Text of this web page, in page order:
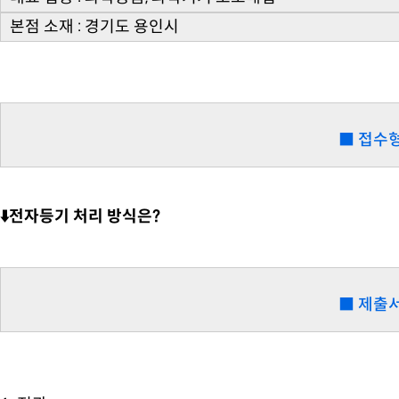
본점 소재 : 경기도 용인시
■ 접수
⬇️전자등기 처리 방식은?
■ 제출